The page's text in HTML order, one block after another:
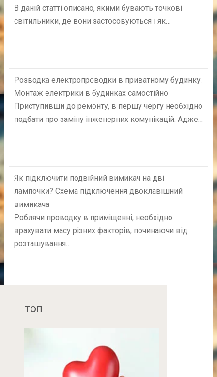
В даній статті описано, якими бувають точкові
світильники, де вони застосовуються і як…
Розводка електропроводки в приватному будинку.
Монтаж електрики в будинках самостійно
Приступивши до ремонту, в першу чергу необхідно
подбати про заміну інженерних комунікацій. Адже…
Як підключити подвійний вимикач на дві
лампочки? Схема підключення двоклавішний
вимикача
Роблячи проводку в приміщенні, необхідно
врахувати масу різних факторів, починаючи від
розташування…
ТОП